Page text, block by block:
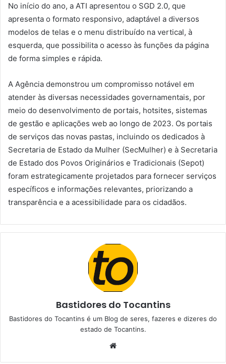
No início do ano, a ATI apresentou o SGD 2.0, que
apresenta o formato responsivo, adaptável a diversos
modelos de telas e o menu distribuído na vertical, à
esquerda, que possibilita o acesso às funções da página
de forma simples e rápida.
A Agência demonstrou um compromisso notável em
atender às diversas necessidades governamentais, por
meio do desenvolvimento de portais, hotsites, sistemas
de gestão e aplicações web ao longo de 2023. Os portais
de serviços das novas pastas, incluindo os dedicados à
Secretaria de Estado da Mulher (SecMulher) e à Secretaria
de Estado dos Povos Originários e Tradicionais (Sepot)
foram estrategicamente projetados para fornecer serviços
específicos e informações relevantes, priorizando a
transparência e a acessibilidade para os cidadãos.
Bastidores do Tocantins
Bastidores do Tocantins é um Blog de seres, fazeres e dizeres do
estado de Tocantins.